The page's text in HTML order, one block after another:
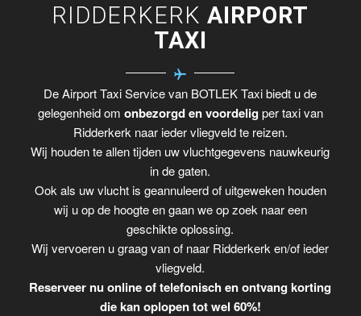
RIDDERKERKAIRPORT
TAXI
De Airport Taxi Service van BOTLEK Taxi biedt u de
gelegenheid om onbezorgd en voordelig per taxi van
Ridderkerk naar ieder vliegveld te reizen.
Wij houden te allen tijden uw vluchtgegevens nauwkeurig
in de gaten.
Ook als uw vlucht is geannuleerd of uitgeweken houden
wij u op de hoogte en gaan we op zoek naar een
geschikte oplossing.
Wij vervoeren u graag van of naar Ridderkerk en/of ieder
vliegveld.
Reserveer nu online of telefonisch en ontvang korting
die kan oplopen tot wel 60%!